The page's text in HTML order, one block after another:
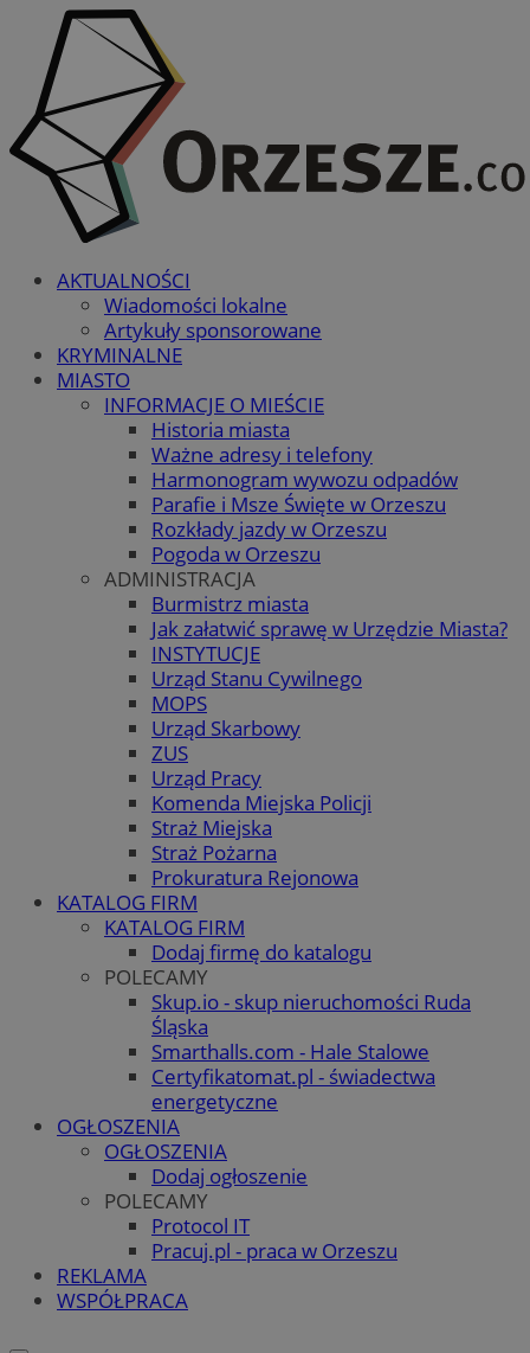
AKTUALNOŚCI
Wiadomości lokalne
Artykuły sponsorowane
KRYMINALNE
MIASTO
INFORMACJE O MIEŚCIE
Historia miasta
Ważne adresy i telefony
Harmonogram wywozu odpadów
Parafie i Msze Święte w Orzeszu
Rozkłady jazdy w Orzeszu
Pogoda w Orzeszu
ADMINISTRACJA
Burmistrz miasta
Jak załatwić sprawę w Urzędzie Miasta?
INSTYTUCJE
Urząd Stanu Cywilnego
MOPS
Urząd Skarbowy
ZUS
Urząd Pracy
Komenda Miejska Policji
Straż Miejska
Straż Pożarna
Prokuratura Rejonowa
KATALOG FIRM
KATALOG FIRM
Dodaj firmę do katalogu
POLECAMY
Skup.io - skup nieruchomości Ruda
Śląska
Smarthalls.com - Hale Stalowe
Certyfikatomat.pl - świadectwa
energetyczne
OGŁOSZENIA
OGŁOSZENIA
Dodaj ogłoszenie
POLECAMY
Protocol IT
Pracuj.pl - praca w Orzeszu
REKLAMA
WSPÓŁPRACA